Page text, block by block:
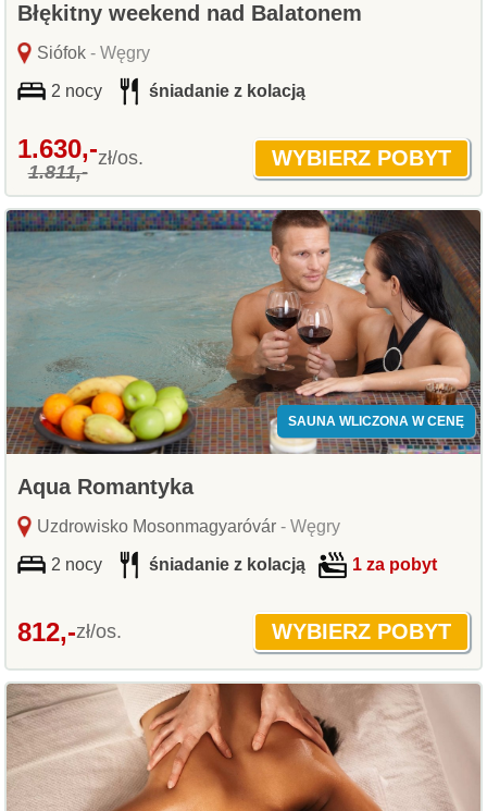
Błękitny weekend nad Balatonem
Siófok- Węgry
2 nocy śniadanie z kolacją
1.630,-
1.811,-
zł/os.
SAUNA WLICZONA W CENĘ
Aqua Romantyka
Uzdrowisko Mosonmagyaróvár- Węgry
2 nocy śniadanie z kolacją 1 za pobyt
812,-zł/os.